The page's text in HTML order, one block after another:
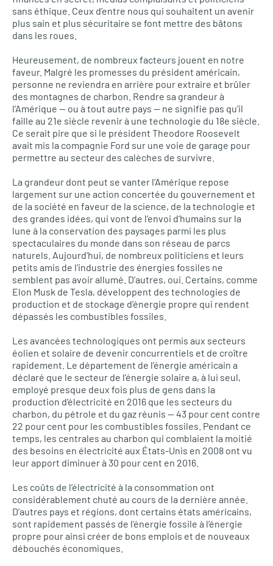
sans éthique. Ceux d’entre nous qui souhaitent un avenir
plus sain et plus sécuritaire se font mettre des bâtons
dans les roues.
Heureusement, de nombreux facteurs jouent en notre
faveur. Malgré les promesses du président américain,
personne ne reviendra en arrière pour extraire et brûler
des montagnes de charbon. Rendre sa grandeur à
l’Amérique — ou à tout autre pays — ne signifie pas qu’il
faille au 21e siècle revenir à une technologie du 18e siècle.
Ce serait pire que si le président Theodore Roosevelt
avait mis la compagnie Ford sur une voie de garage pour
permettre au secteur des calèches de survivre.
La grandeur dont peut se vanter l’Amérique repose
largement sur une action concertée du gouvernement et
de la société en faveur de la science, de la technologie et
des grandes idées, qui vont de l’envoi d’humains sur la
lune à la conservation des paysages parmi les plus
spectaculaires du monde dans son réseau de parcs
naturels. Aujourd’hui, de nombreux politiciens et leurs
petits amis de l’industrie des énergies fossiles ne
semblent pas avoir allumé. D’autres, oui. Certains, comme
Elon Musk de Tesla, développent des technologies de
production et de stockage d’énergie propre qui rendent
dépassés les combustibles fossiles.
Les avancées technologiques ont permis aux secteurs
éolien et solaire de devenir concurrentiels et de croître
rapidement. Le département de l’énergie américain a
déclaré que le secteur de l’énergie solaire a, à lui seul,
employé presque deux fois plus de gens dans la
production d’électricité en 2016 que les secteurs du
charbon, du pétrole et du gaz réunis — 43 pour cent contre
22 pour cent pour les combustibles fossiles. Pendant ce
temps, les centrales au charbon qui comblaient la moitié
des besoins en électricité aux États-Unis en 2008 ont vu
leur apport diminuer à 30 pour cent en 2016.
Les coûts de l’électricité à la consommation ont
considérablement chuté au cours de la dernière année.
D’autres pays et régions, dont certains états américains,
sont rapidement passés de l’énergie fossile à l’énergie
propre pour ainsi créer de bons emplois et de nouveaux
débouchés économiques.